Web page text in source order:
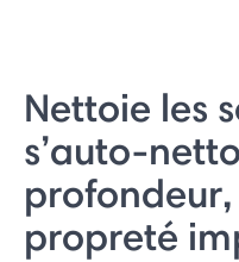
Nettoie les
s’auto-
propreté